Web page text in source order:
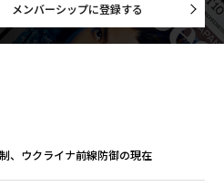
メンバーシップに登録する
、ウクライナ前線防御の現在